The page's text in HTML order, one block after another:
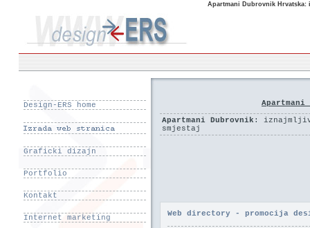
Apartmani Dubrovnik Hrvatska:
Design-ERS home
Graficki dizajn
Portfolio
Kontakt
Internet marketing
Apartmani Dubrovnik :
smjestaj
Web directory - promocija